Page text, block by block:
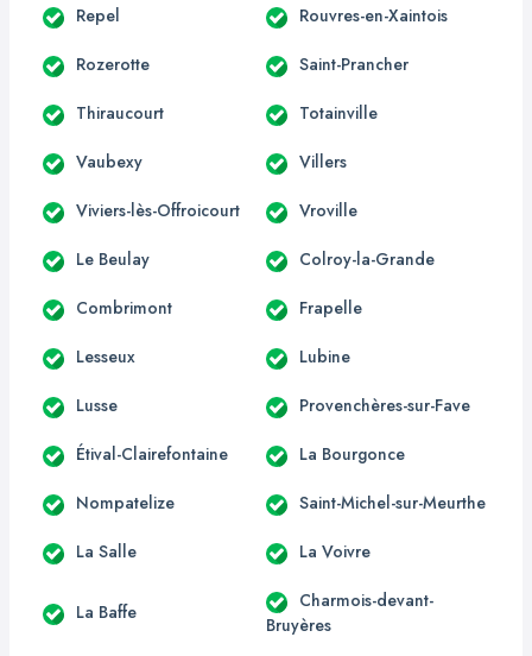
Repel Rouvres-en-Xaintois
Rozerotte Saint-Prancher
Thiraucourt Totainville
Vaubexy Villers
Viviers-lès-Offroicourt Vroville
Le Beulay Colroy-la-Grande
Combrimont Frapelle
Lesseux Lubine
Lusse Provenchères-sur-Fave
Étival-Clairefontaine La Bourgonce
Nompatelize Saint-Michel-sur-Meurthe
La Salle La Voivre
La Baffe
Charmois-devant-
Bruyères